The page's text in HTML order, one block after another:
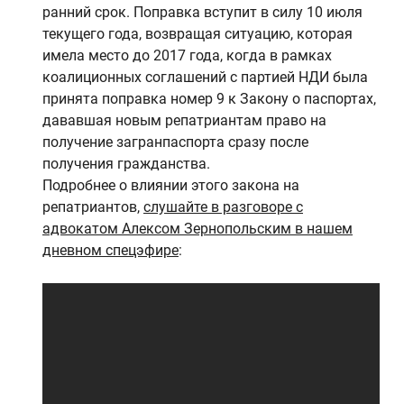
ранний срок. Поправка вступит в силу 10 июля
текущего года, возвращая ситуацию, которая
имела место до 2017 года, когда в рамках
коалиционных соглашений с партией НДИ была
принята поправка номер 9 к Закону о паспортах,
дававшая новым репатриантам право на
получение загранпаспорта сразу после
получения гражданства.
Подробнее о влиянии этого закона на
репатриантов, слушайте в разговоре с
адвокатом Алексом Зернопольским в нашем
дневном спецэфире: